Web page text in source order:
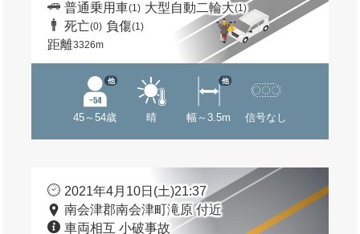
普通乗用車(1) 大型自動二輪大(1)
死亡(0) 負傷(1)
距離3326m
45～54歳
他
晴 幅～3.5m
他
信号なし
2021年4月10日(土)21:37
南会津郡南会津町滝原 付近
車両相互 小破事故